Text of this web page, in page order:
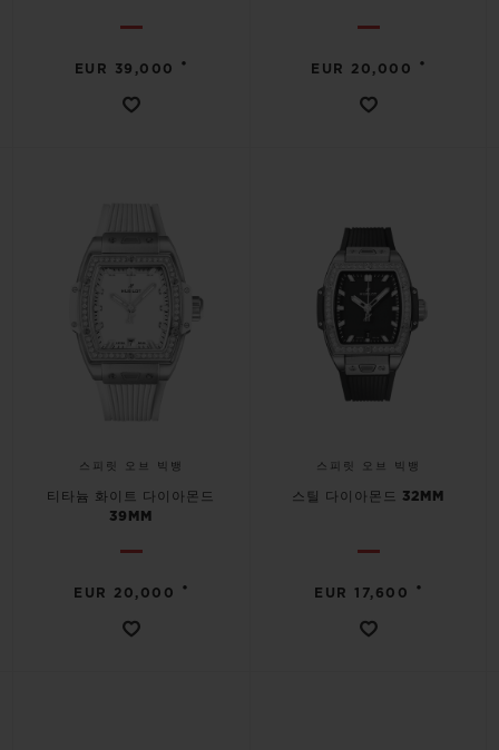
EUR 39,000 • EUR 20,000 •
스피릿 오브 빅뱅
티타늄 화이트 다이아몬드
39MM
EUR 20,000 •
스피릿 오브 빅뱅
스틸 다이아몬드 32MM
EUR 17,600 •